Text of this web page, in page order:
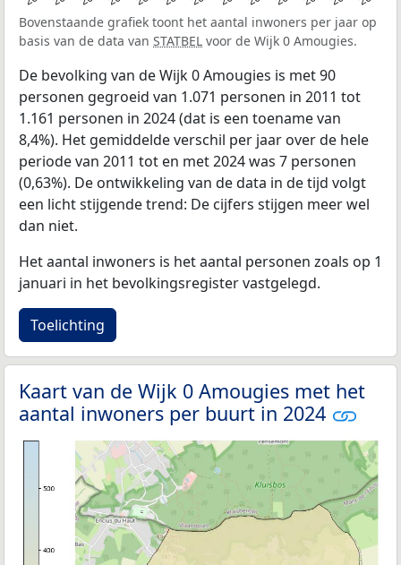
Bovenstaande grafiek toont het aantal inwoners per jaar op
basis van de data van STATBEL voor de Wijk 0 Amougies.
De bevolking van de Wijk 0 Amougies is met 90
personen gegroeid van 1.071 personen in 2011 tot
1.161 personen in 2024 (dat is een toename van
8,4%). Het gemiddelde verschil per jaar over de hele
periode van 2011 tot en met 2024 was 7 personen
(0,63%). De ontwikkeling van de data in de tijd volgt
een licht stijgende trend: De cijfers stijgen meer wel
dan niet.
Het aantal inwoners is het aantal personen zoals op 1
januari in het bevolkingsregister vastgelegd.
Toelichting
Kaart van de Wijk 0 Amougies met het
aantal inwoners per buurt in 2024